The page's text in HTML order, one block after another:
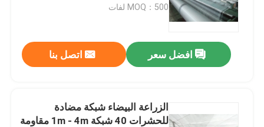
MOQ：500 لفات
افضل سعر اتصل بنا
الزراعة البيضاء شبكة مضادة
للحشرات 40 شبكة 1m - 4m مقاومة